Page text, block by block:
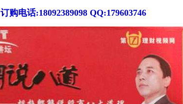
订购电话:18092389098 QQ:179603746